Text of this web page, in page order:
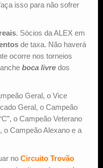
isso para não sofrer
. Sócios da ALEX em
de taxa. Não haverá
ocorre nos torneios
boca livre dos
Geral, o Vice
Geral, o Campeão
o Campeão Veterano
o Campeão Alexano e a
no Circuito Trovão